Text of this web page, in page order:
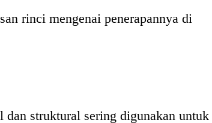
rinci mengenai penerapannya di
struktural sering digunakan untuk